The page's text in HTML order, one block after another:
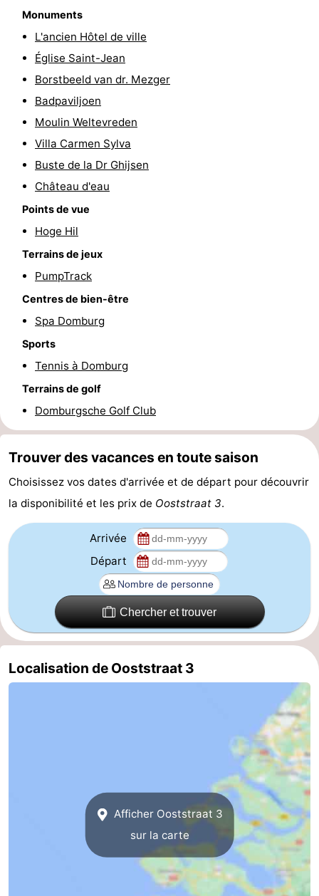
Route
Stationnement
Adresses
Médicales
Région
Zeeland
Schouwen-
Duiveland
Renesse
Brouwershaven
Zierikzee
Nature
Oosterschelde
Burgh
van
Schouwen
Veere
-
Nature
-
de
Mantelingen
Westkapelle
-
Zoutelande
-
Monuments
L'ancien Hôtel de ville
Église Saint-Jean
Borstbeeld van dr. Mezger
Badpaviljoen
Moulin Weltevreden
Villa Carmen Sylva
Buste de la Dr Ghijsen
Château d'eau
Points de vue
Hoge Hil
Terrains de jeux
PumpTrack
Centres de bien-être
Spa Domburg
Sports
Tennis à Domburg
Terrains de golf
Domburgsche Golf Club
Trouver des vacances en toute saison
Choisissez vos dates d'arrivée et de départ pour découvrir
la disponibilité et les prix de Ooststraat 3.
Arrivée
Départ
Chercher et trouver
Localisation de Ooststraat 3
Afficher Ooststraat 3
sur la carte